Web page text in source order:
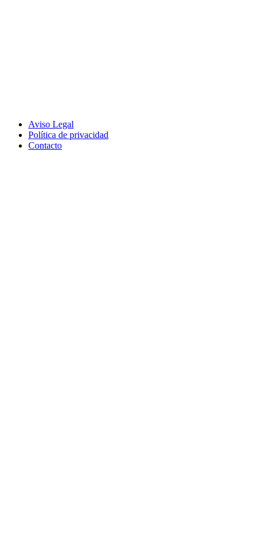
Aviso Legal
Política de privacidad
Contacto